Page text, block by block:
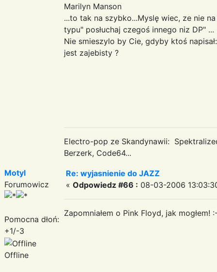
Marilyn Manson
...to tak na szybko...Myslę wiec, ze nie
typu" posłuchaj czegoś innego niz DP" ...
Nie smieszylo by Cie, gdyby ktoś
jest zajebisty ?
Electro-pop ze Skandynawii:
Berzerk, Code64...
Motyl
Forumowicz
Pomocna dłoń:
+1/-3
Offline
Re: wyjasnienie do JAZZ
« Odpowiedz #66 : 08-03-2006
Zapomniałem o Pink Floyd, jak mogłem!